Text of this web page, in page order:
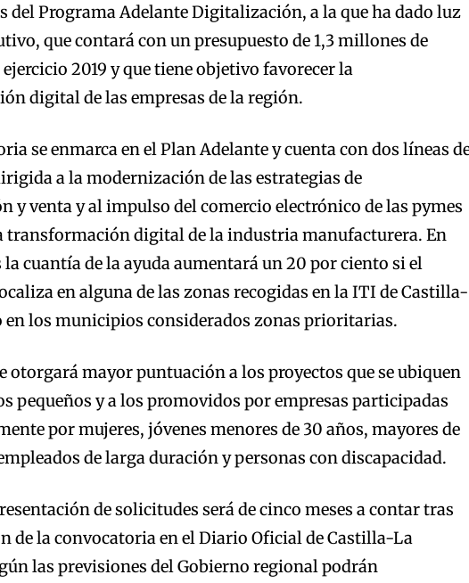
del Programa Adelante Digitalización, a la que ha dado luz
que contará con un presupuesto de 1,3 millones de
ejercicio 2019 y que tiene objetivo favorecer la
digital de las empresas de la región.
se enmarca en el Plan Adelante y cuenta con dos líneas
a la modernización de las estrategias de
y venta y al impulso del comercio electrónico de las pymes
transformación digital de la industria manufacturera. En
la cuantía de la ayuda aumentará un 20 por ciento si el
en alguna de las zonas recogidas en la ITI de Castilla-
en los municipios considerados zonas prioritarias.
otorgará mayor puntuación a los proyectos que se ubiquen
pequeños y a los promovidos por empresas participadas
por mujeres, jóvenes menores de 30 años, mayores de
de larga duración y personas con discapacidad.
de solicitudes será de cinco meses a contar tras
de la convocatoria en el Diario Oficial de Castilla-La
las previsiones del Gobierno regional podrán